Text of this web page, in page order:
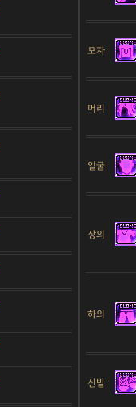
모자
머리
얼굴
상의
하의
신발